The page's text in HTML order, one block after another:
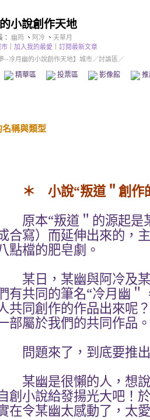
小說創作天地
： 幽筠 、 阿冷 、 天草月
市 加入我的最愛
訂閱最新文章
--冷月幽的小說創作天地】城市／討論區／
精華區 投票區 影像館
名稱與類型
＊ 小說“叛道＂創
原本“叛道＂的源起是
合寫）而延伸出來的，
點檔的肥皂劇。
某日，某幽與阿冷及某
有共同的筆名“冷月幽
共同創作的作品出來呢
部屬於我們的共同作品。
問題來了，到底要推出
某幽是很懶的人，想說
創小說給發揚光大吧！
在令某幽太感動了，太